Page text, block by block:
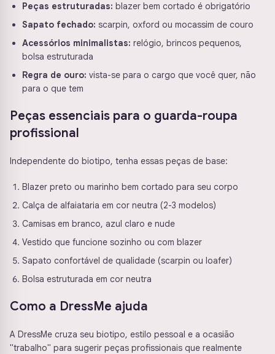
Peças estruturadas: blazer bem cortado é obrigatório
Sapato fechado: scarpin, oxford ou mocassim de couro
Acessórios minimalistas: relógio, brincos pequenos,
bolsa estruturada
Regra de ouro: vista-se para o cargo que você quer, não
para o que tem
Peças essenciais para o guarda-roupa
profissional
Independente do biotipo, tenha essas peças de base:
Blazer preto ou marinho bem cortado para seu corpo
Calça de alfaiataria em cor neutra (2-3 modelos)
Camisas em branco, azul claro e nude
Vestido que funcione sozinho ou com blazer
Sapato confortável de qualidade (scarpin ou loafer)
Bolsa estruturada em cor neutra
Como a DressMe ajuda
A DressMe cruza seu biotipo, estilo pessoal e a ocasião
"trabalho" para sugerir peças profissionais que realmente